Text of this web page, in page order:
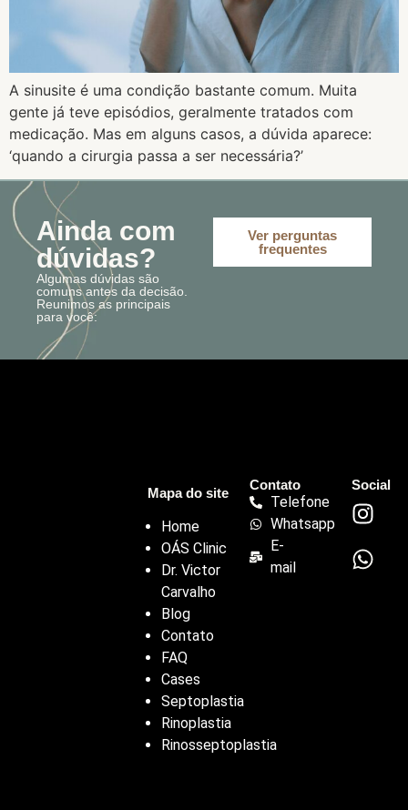
A sinusite é uma condição bastante comum. Muita
gente já teve episódios, geralmente tratados com
medicação. Mas em alguns casos, a dúvida aparece:
‘quando a cirurgia passa a ser necessária?’
Ainda com
dúvidas?
Algumas dúvidas são
comuns antes da decisão.
Reunimos as principais
para você:
Ver perguntas
frequentes
Mapa do site
Home
OÁS Clinic
Dr. Victor
Carvalho
Blog
Contato
FAQ
Cases
Septoplastia
Rinoplastia
Rinosseptoplastia
Contato
Telefone
Whatsapp
E-
mail
Social